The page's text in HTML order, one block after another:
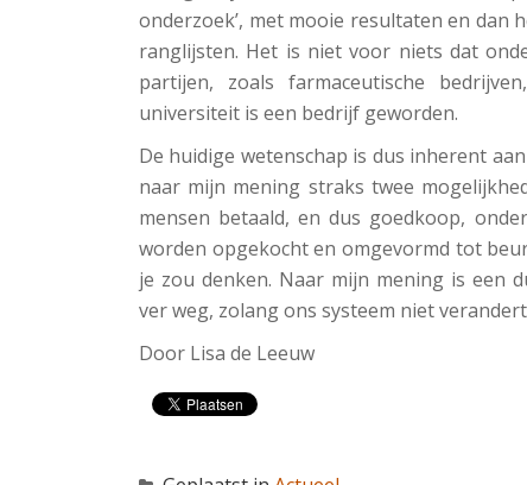
onderzoek’, met mooie resultaten en
ranglijsten. Het is niet voor niets dat
partijen, zoals farmaceutische
universiteit is een bedrijf geworden.
De huidige wetenschap is dus inherent
naar mijn mening straks twee
mensen betaald, en dus goedkoop,
worden opgekocht en omgevormd tot
je zou denken. Naar mijn mening is een
ver weg, zolang ons systeem niet
Door Lisa de Leeuw